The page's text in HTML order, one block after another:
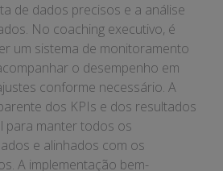
de dados precisos e a análise
No coaching executivo, é
um sistema de monitoramento
o desempenho em
conforme necessário. A
dos KPIs e dos resultados
para manter todos os
e alinhados com os
A implementação bem-